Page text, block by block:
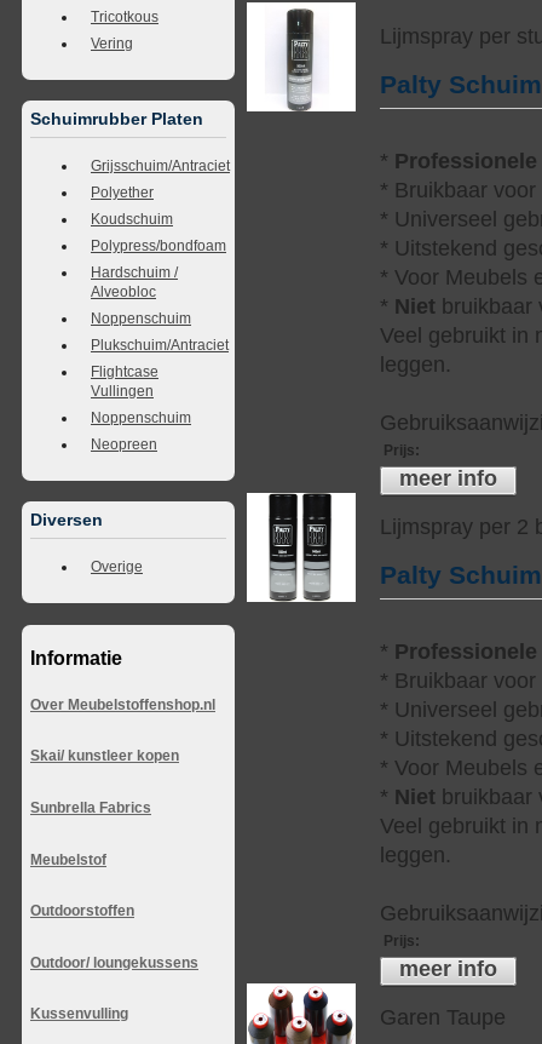
Tricotkous
Vering
Schuimrubber Platen
Grijsschuim/Antraciet
Polyether
Koudschuim
Polypress/bondfoam
Hardschuim /
Alveobloc
Noppenschuim
Plukschuim/Antraciet
Flightcase
Vullingen
Noppenschuim
Neopreen
Diversen
Overige
Informatie
Over Meubelstoffenshop.nl
Skai/ kunstleer kopen
Sunbrella Fabrics
Meubelstof
Outdoorstoffen
Outdoor/ loungekussens
Kussenvulling
Lijmspray per
Palty
* Professionele
* Bruikbaar
* Universeel
* Uitstekend
* Voor Meubels
* Niet bruikbaar
Veel gebruikt in
leggen.
Prijs:
meer info
Lijmspray per 2
Palty
* Professionele
* Bruikbaar
* Universeel
* Uitstekend
* Voor Meubels
* Niet bruikbaar
Veel gebruikt in
leggen.
Prijs:
meer info
Garen Taupe